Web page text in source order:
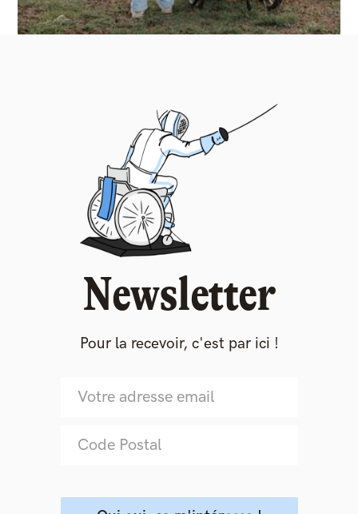
Newsletter
Pour la recevoir, c'est par ici !